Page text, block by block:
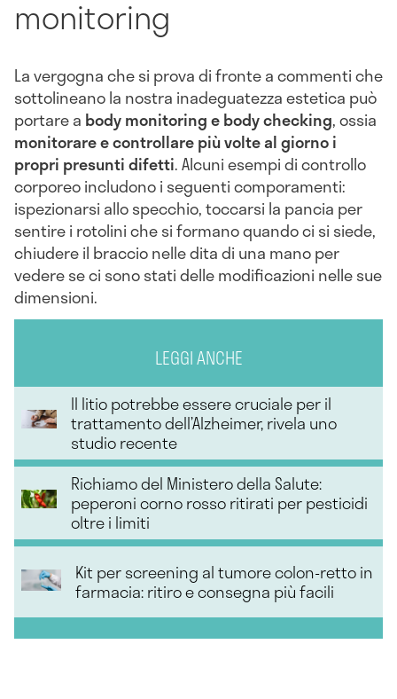
monitoring
La vergogna che si prova di fronte a commenti che
sottolineano la nostra inadeguatezza estetica può
portare a body monitoring e body checking, ossia
monitorare e controllare più volte al giorno i
propri presunti difetti. Alcuni esempi di controllo
corporeo includono i seguenti comporamenti:
ispezionarsi allo specchio, toccarsi la pancia per
sentire i rotolini che si formano quando ci si siede,
chiudere il braccio nelle dita di una mano per
vedere se ci sono stati delle modificazioni nelle sue
dimensioni.
LEGGI ANCHE
Il litio potrebbe essere cruciale per il
trattamento dell’Alzheimer, rivela uno
studio recente
Richiamo del Ministero della Salute:
peperoni corno rosso ritirati per pesticidi
oltre i limiti
Kit per screening al tumore colon-retto in
farmacia: ritiro e consegna più facili